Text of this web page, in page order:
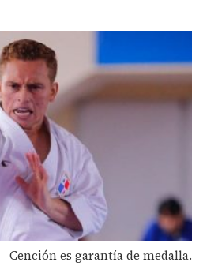
Cención es garantía de medalla.